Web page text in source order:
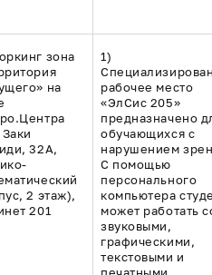
зона
на
32А,
2 этаж),
201
1)
рабочее место
«ЭлСис 205»
предназначено
обучающихся с
нарушением
С помощью
персонального
компьютера
может работать
звуковыми,
графическими,
текстовыми и